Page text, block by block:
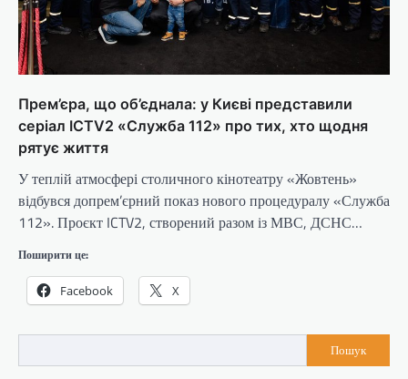
Прем’єра, що об’єднала: у Києві представили
серіал ICTV2 «Служба 112» про тих, хто щодня
рятує життя
У теплiй атмосфері столичного кінотеатру «Жовтень»
відбувся допрем’єрний показ нового процедуралу «Служба
112». Проєкт ICTV2, створений разом із МВС, ДСНС…
Поширити це:
Facebook X
Пошук